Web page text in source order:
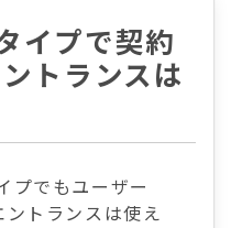
イプで契約
トランスは
プでもユーザー
トランスは使え